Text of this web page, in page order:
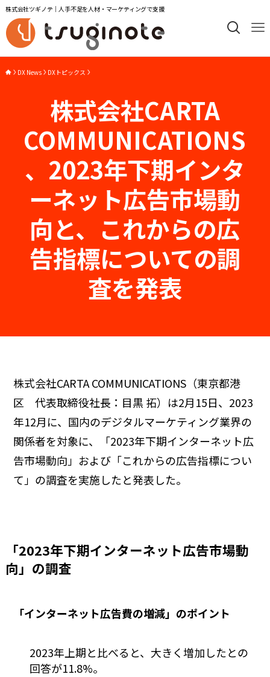
株式会社ツギノテ｜人手不足を人材・マーケティングで支援
DX News DXトピックス
株式会社CARTA
COMMUNICATIONS
、2023年下期インタ
ーネット広告市場動
向と、これからの広
告指標についての調
査を発表
株式会社CARTA COMMUNICATIONS（東京都港
区 代表取締役社長：目黒 拓）は2月15日、2023
年12月に、国内のデジタルマーケティング業界の
関係者を対象に、「2023年下期インターネット広
告市場動向」および「これからの広告指標につい
て」の調査を実施したと発表した。
「2023年下期インターネット広告市場動
向」の調査
「インターネット広告費の増減」のポイント
2023年上期と比べると、大きく増加したとの
回答が11.8%。